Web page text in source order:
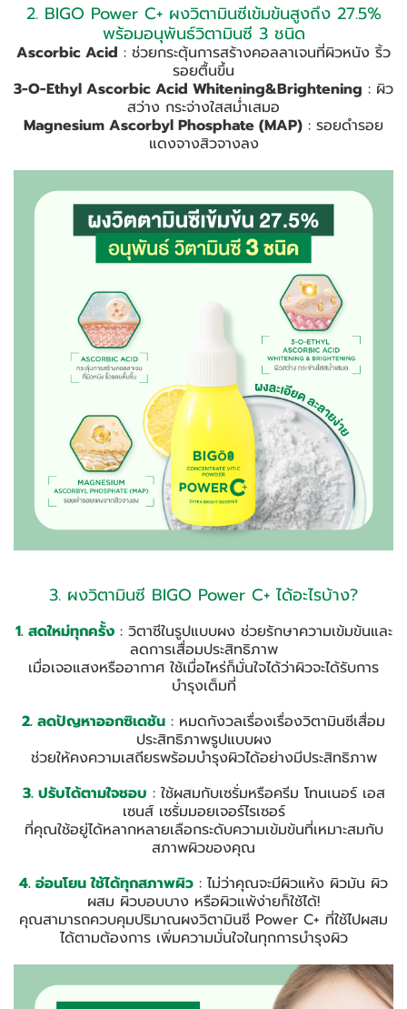
2. BIGO Power C+ ผงวิตามินซีเข้มข้นสูงถึง 27.5%
พร้อมอนุพันธ์วิตามินซี 3 ชนิด
Ascorbic Acid : ช่วยกระตุ้นการสร้างคอลลาเจนที่ผิวหนัง ริ้ว
รอยตื้นขึ้น
3-O-Ethyl Ascorbic Acid Whitening&Brightening : ผิว
สว่าง กระจ่างใสสม่ำเสมอ
Magnesium Ascorbyl Phosphate (MAP) : รอยดำรอย
แดงจางสิวจางลง
3. ผงวิตามินซี BIGO Power C+ ได้อะไรบ้าง?
1. สดใหม่ทุกครั้ง: วิตาซีในรูปแบบผง ช่วยรักษาความเข้มข้นและ
ลดการเสื่อมประสิทธิภาพ
เมื่อเจอแสงหรืออากาศ ใช้เมื่อไหร่ก็มั่นใจได้ว่าผิวจะได้รับการ
บำรุงเต็มที่
2. ลดปัญหาออกซิเดชัน : หมดกังวลเรื่องเรื่องวิตามินซีเสื่อม
ประสิทธิภาพรูปแบบผง
ช่วยให้คงความเสถียรพร้อมบำรุงผิวได้อย่างมีประสิทธิภาพ
3. ปรับได้ตามใจชอบ : ใช้ผสมกับเซรั่มหรือครีม โทนเนอร์ เอส
เซนส์ เซรั่มมอยเจอร์ไรเซอร์
ที่คุณใช้อยู่ได้หลากหลายเลือกระดับความเข้มข้นที่เหมาะสมกับ
สภาพผิวของคุณ
4. อ่อนโยน ใช้ได้ทุกสภาพผิว : ไม่ว่าคุณจะมีผิวแห้ง ผิวมัน ผิว
ผสม ผิวบอบบาง หรือผิวแพ้ง่ายก็ใช้ได้!
คุณสามารถควบคุมปริมาณผงวิตามินซี Power C+ ที่ใช้ไปผสม
ได้ตามต้องการ เพิ่มความมั่นใจในทุกการบำรุงผิว